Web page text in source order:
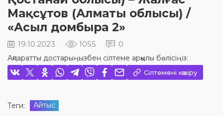
Мақсұтов (Алматы облысы) /
«Асыл домбыра 2»
19.10.2023 1055 0
Ақпаратты достарыңызбен сілтеме арқылы бөлісіңіз:
Сілтемені көшіру
Теги: Айтыс